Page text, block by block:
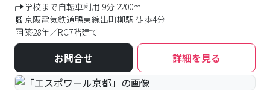
学校まで自転車利用 9分 2200m
京阪電気鉄道鴨東線出町柳駅 徒歩4分
築28年／RC7階建て
お問合せ 詳細を見る